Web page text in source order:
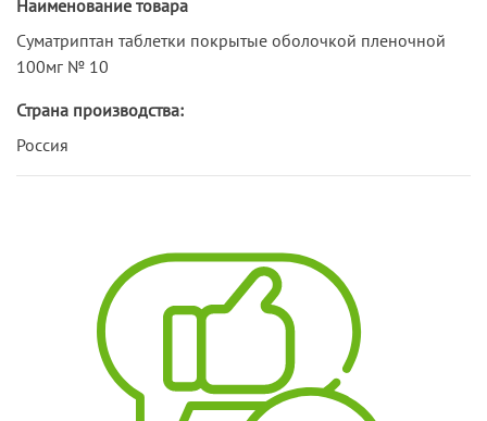
Наименование товара
Суматриптан таблетки покрытые оболочкой пленочной
100мг № 10
Страна производства:
Россия